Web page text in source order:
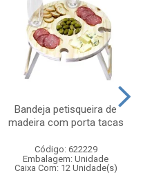
Bandeja petisqueira de
madeira com porta tacas
Código: 622229
Embalagem: Unidade
Caixa Com: 12 Unidade(s)